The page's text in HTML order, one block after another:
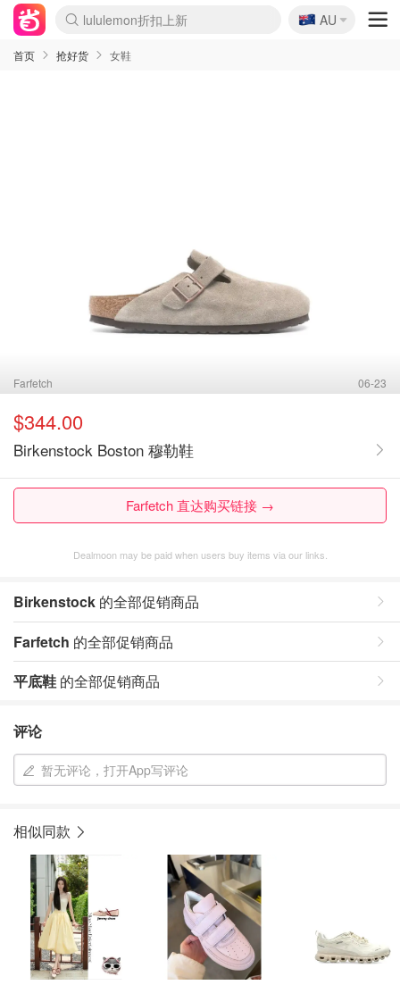
SSENSE年中2.5折
FreshBeauty好价汇总
Cettire降价+叠9折
WWS Coles超市实拍
viagogo二手票捡漏
Myer折扣汇总
The Outnet奢牌1折起
David Jones 3折起
Flannels大牌1折
Perfumes Club护肤1折
AMIRO面罩$251
Amazon折扣汇总
eToro入金$200送$50
Amazon数码好物
ICONIC本周7.5折
ThedoubleF高奢地板价
Moose Knuckles 6折
EUFY摄像头$98
Selenichast首饰2折
Trip机票酒店促销
YSL送5件彩妆礼
Amazon家居好物
Amazon美妆护肤
雅漾大喷$8
过敏原检测盒$33
科颜氏高保湿面霜$29
SEALIFE海洋馆门票6折
丝塔芙大白罐$16
订阅Newsletter送香薰
Cult Beauty 6.8折
Harrods圣诞日历$525
LN-CC奢牌私促3折
d'Alba空姐喷雾$16
EVE LOM套装£56
Bernardelli独家4折
Adore Beauty 6折起
CT圣诞日历
Mytheresa奢品2.7折
Luxury Escapes 9折
Currentbody美容仪$881
MOON Garden Live
Roborock扫地机$649
Valentino官网5折
CR洗护套装$23
修丽可4件套$159
GANNI官网4.5折
Stylevana韩妆4折
Tessabit高奢8.5折
OGX洗发水$11
Amazon阿德莱德次日达
卡诗8.5折+赠礼
Philips Hue灯具8折
La Mer送8件礼值$529
🇦🇺
AU
首页 抢好货 女鞋
Farfetch 06-23
$344.00
Birkenstock Boston 穆勒鞋
Farfetch 直达购买链接 →
Dealmoon may be paid when users buy items via our links.
Birkenstock 的全部促销商品
Farfetch 的全部促销商品
平底鞋 的全部促销商品
评论
暂无评论，打开App写评论
相似同款